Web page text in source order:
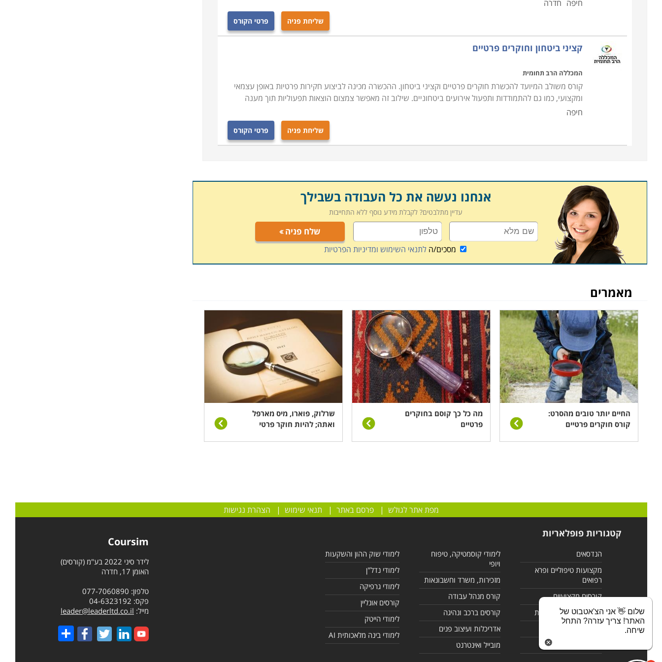
חיפה חדרה
שליחת פניה פרטי הקורס
קציני ביטחון וחוקרים פרטיים
המכללה הרב תחומית
קורס משולב המיועד להכשרת חוקרים פרטיים וקציני ביטחון. ההכשרה מכינה לביצוע חקירות פרטיות באופן עצמאי
ומקצועי, כמו גם להתמודדות ותפעול אירועים ביטחוניים. שילוב זה מאפשר צמצום הוצאות תפעוליות תוך מענה
חיפה
שליחת פניה פרטי הקורס
אנחנו נעשה את כל העבודה בשבילך
עדיין מתלבטים? לקבלת מידע נוסף ללא התחייבות
שלח פניה
מסכים/הלתנאי השימוש ומדיניות הפרטיות
מאמרים
החיים יותר טובים מהסרט:
קורס חוקרים פרטיים
מה כל כך קוסם בחוקרים
פרטיים
שרלוק, פוארו, מיס מארפל
ואתה; להיות חוקר פרטי
מפת אתר לגולש |פרסם באתר | תנאי שימוש | הצהרת נגישות
קטגוריות פופלאריות
הנדסאים
מקצועות טיפוליים ופרא
רפואים
קורסים מקצועיים
לימודי מחשבים ורשתות
לימודי קוסמטיקה, טיפוח
ויופי
מזכירות, משרד וחשבונאות
קורס מנהל עבודה
קורסים ברכב ונהיגה
אדריכלות ועיצוב פנים
מובייל ואינטרנט
לימודי שוק ההון והשקעות
לימודי נדל"ן
לימודי גרפיקה
קורסים אונליין
לימודי הייטק
לימודי בינה מלאכותית AI
Coursim
לידר סיני 2022 בע"מ (קורסים)
האומן 17, חדרה
טלפון: 077-7060890
פקס: 04-6323192
מייל: leader@leaderltd.co.il
Share
שלום 👋 אני הצ'אטבוט של
האתר! צריך עזרה? התחל
שיחה.